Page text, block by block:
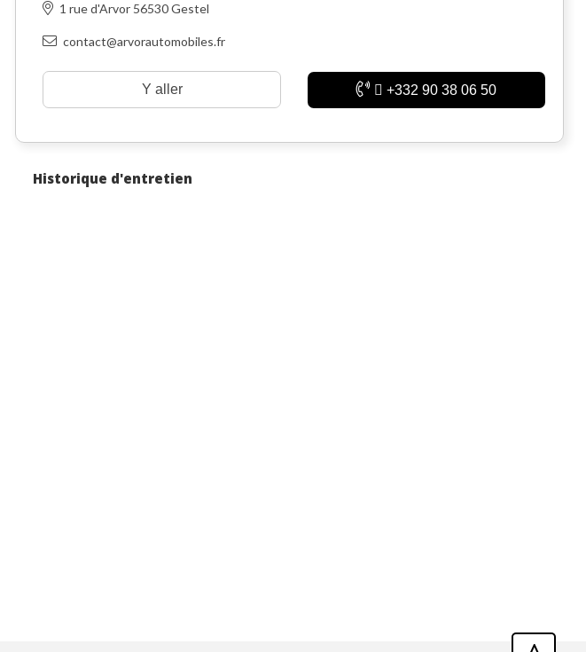
1 rue d'Arvor 56530 Gestel
contact@arvorautomobiles.fr
Y aller +332 90 38 06 50
Historique d'entretien